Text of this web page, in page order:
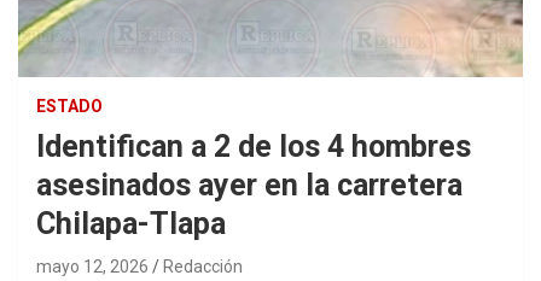
ESTADO
Identifican a 2 de los 4 hombres
asesinados ayer en la carretera
Chilapa-Tlapa
mayo 12, 2026 Redacción